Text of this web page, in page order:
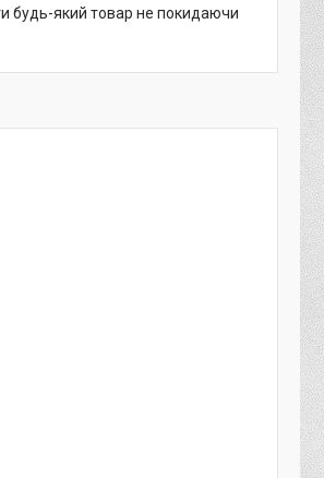
будь-який товар не покидаючи